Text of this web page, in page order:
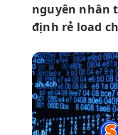
nguyên nhân
định rẻ load